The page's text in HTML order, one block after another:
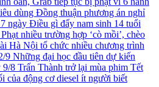
dùng Đồng thuận phương án nghỉ
ngày Điều gì đẩy nam sinh 14 tuổi
Phạt nhiều trường hợp ‘cò mồi’, chèo
Hà Nội tổ chức nhiều chương trình
9 Những đại học đầu tiên dự kiến
9/8 Trấn Thành trở lại mùa phim Tết
của động cơ diesel ít người biết